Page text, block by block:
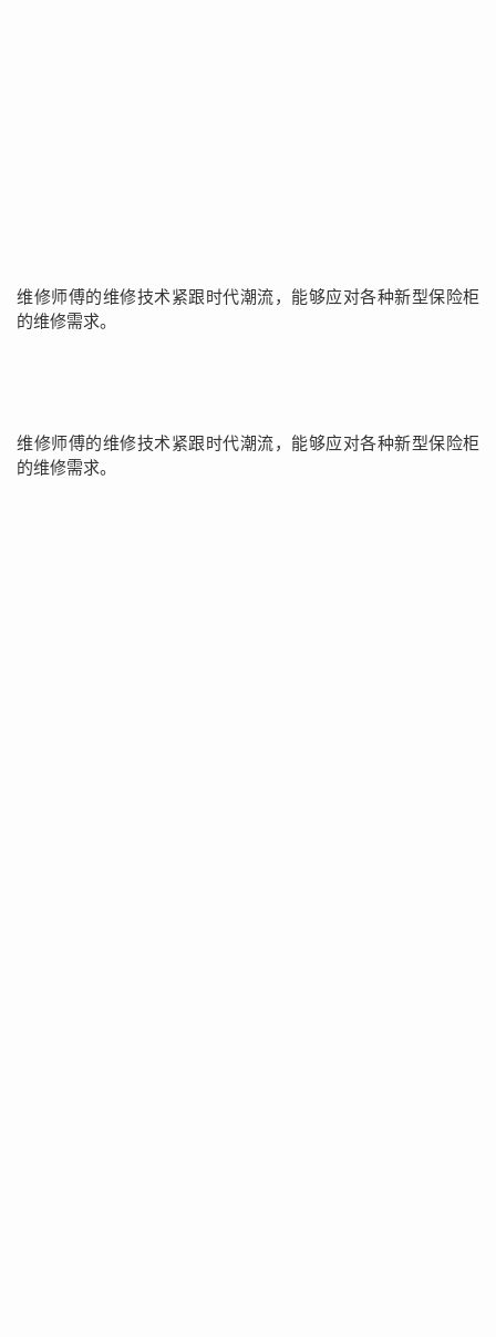
维修师傅的维修技术紧跟时代潮流，能够应对各种新型保险柜
的维修需求。
维修师傅的维修技术紧跟时代潮流，能够应对各种新型保险柜
的维修需求。